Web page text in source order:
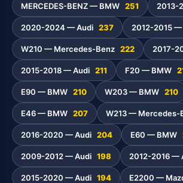
MERCEDES-BENZ — BMW 251 2013-
2020-2024 — Audi 237 2012-2015 —
W210 — Mercedes-Benz 222 2017-
2015-2018 — Audi 211 F20 — BMW
E90 — BMW 210 W203 — BMW 210
E46 — BMW 207 W213 — Mercedes-
2016-2020 — Audi 204 E60 — BMW
2009-2012 — Audi 198 2012-2016 —
2015-2020 — Audi 194 E2200 —